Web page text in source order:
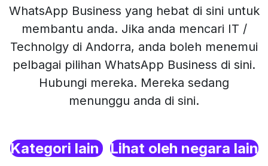
WhatsApp Business yang hebat di sini untuk
membantu anda. Jika anda mencari IT /
Technolgy di Andorra, anda boleh menemui
pelbagai pilihan WhatsApp Business di sini.
Hubungi mereka. Mereka sedang
menunggu anda di sini.
Kategori lain Lihat oleh negara lain